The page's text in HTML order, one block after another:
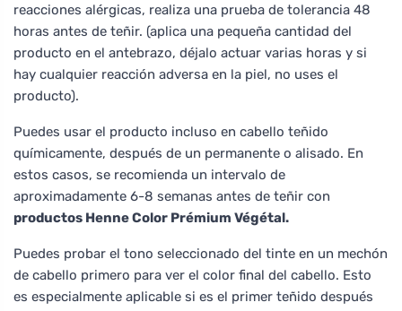
reacciones alérgicas, realiza una prueba de tolerancia 48
horas antes de teñir. (aplica una pequeña cantidad del
producto en el antebrazo, déjalo actuar varias horas y si
hay cualquier reacción adversa en la piel, no uses el
producto).
Puedes usar el producto incluso en cabello teñido
químicamente, después de un permanente o alisado. En
estos casos, se recomienda un intervalo de
aproximadamente 6-8 semanas antes de teñir con
productos Henne Color Prémium Végétal.
Puedes probar el tono seleccionado del tinte en un mechón
de cabello primero para ver el color final del cabello. Esto
es especialmente aplicable si es el primer teñido después